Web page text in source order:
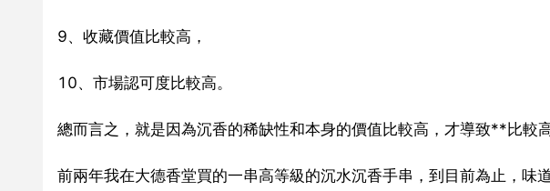
9、收藏價值比較高，
10、市場認可度比較高。
總而言之，就是因為沉香的稀缺性和本身的價值比較高，才導致**比較高
前兩年我在大德香堂買的一串高等級的沉水沉香手串，到目前為止，味